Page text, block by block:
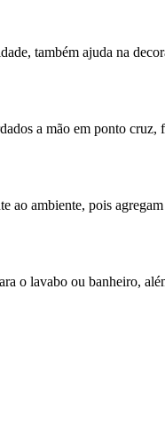
também ajuda na
a mão em ponto
ambiente, pois
o lavabo ou banheiro,